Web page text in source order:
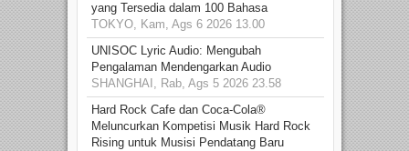
yang Tersedia dalam 100 Bahasa
TOKYO, Kam, Ags 6 2026 13.00
UNISOC Lyric Audio: Mengubah
Pengalaman Mendengarkan Audio
SHANGHAI, Rab, Ags 5 2026 23.58
Hard Rock Cafe dan Coca-Cola®
Meluncurkan Kompetisi Musik Hard Rock
Rising untuk Musisi Pendatang Baru